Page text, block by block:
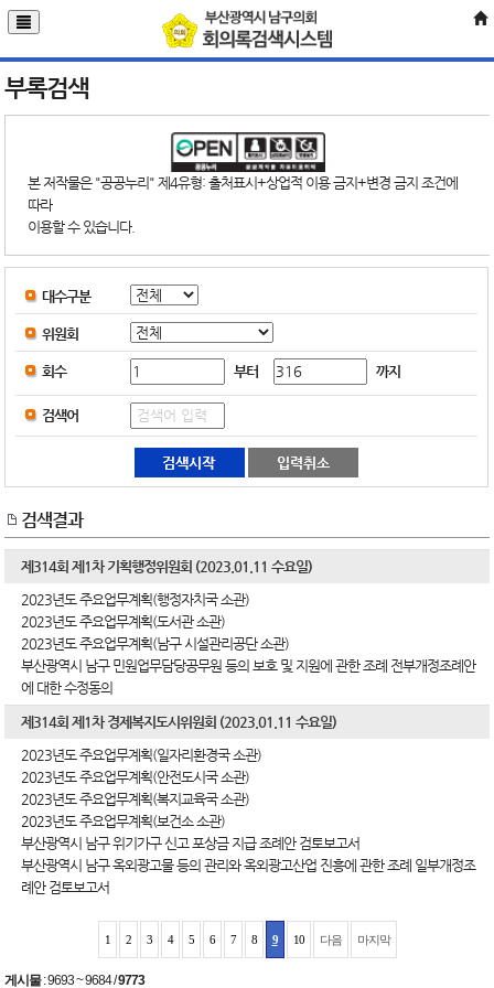
부록검색
본 저작물은 "공공누리" 제4유형: 출처표시+상업적 이용 금지+변경 금지 조건에
따라
이용할 수 있습니다.
대수구분
위원회
회수 부터 까지
검색어
검색결과
제314회 제1차 기획행정위원회 (2023.01.11 수요일)
2023년도 주요업무계획(행정자치국 소관)
2023년도 주요업무계획(도서관 소관)
2023년도 주요업무계획(남구 시설관리공단 소관)
부산광역시 남구 민원업무담당공무원 등의 보호 및 지원에 관한 조례 전부개정조례안
에 대한 수정동의
제314회 제1차 경제복지도시위원회 (2023.01.11 수요일)
2023년도 주요업무계획(일자리환경국 소관)
2023년도 주요업무계획(안전도시국 소관)
2023년도 주요업무계획(복지교육국 소관)
2023년도 주요업무계획(보건소 소관)
부산광역시 남구 위기가구 신고 포상금 지급 조례안 검토보고서
부산광역시 남구 옥외광고물 등의 관리와 옥외광고산업 진흥에 관한 조례 일부개정조
례안 검토보고서
1 2 3 4 5 6 7 8 9 10 다음 마지막
게시물:9693 ~ 9684/9773